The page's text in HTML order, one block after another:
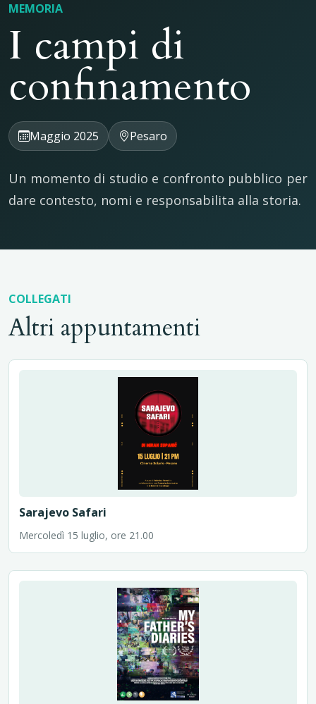
MEMORIA
I campi di
confinamento
Maggio 2025 Pesaro
Un momento di studio e confronto pubblico per
dare contesto, nomi e responsabilita alla storia.
COLLEGATI
Altri appuntamenti
Sarajevo Safari
Mercoledì 15 luglio, ore 21.00